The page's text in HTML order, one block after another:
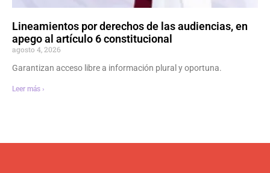
Lineamientos por derechos de las audiencias, en
apego al artículo 6 constitucional
agosto 4, 2026
Garantizan acceso libre a información plural y oportuna.
Leer más ›